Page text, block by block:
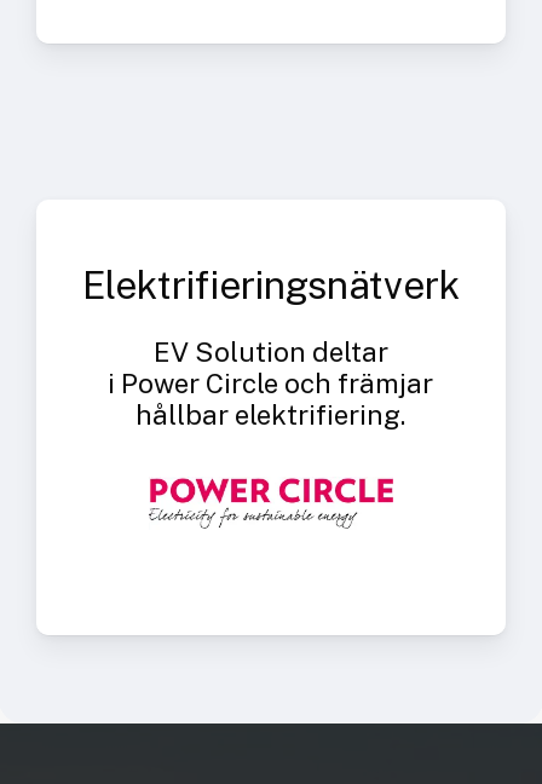
Elektrifieringsnätverk
EV Solution deltar
i Power Circle och främjar
hållbar elektrifiering.